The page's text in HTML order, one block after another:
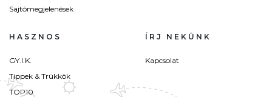
Sajtómegjelenések
HASZNOS
GY.I.K.
Tippek & Trükkök
TOP10
ÍRJ NEKÜNK
Kapcsolat